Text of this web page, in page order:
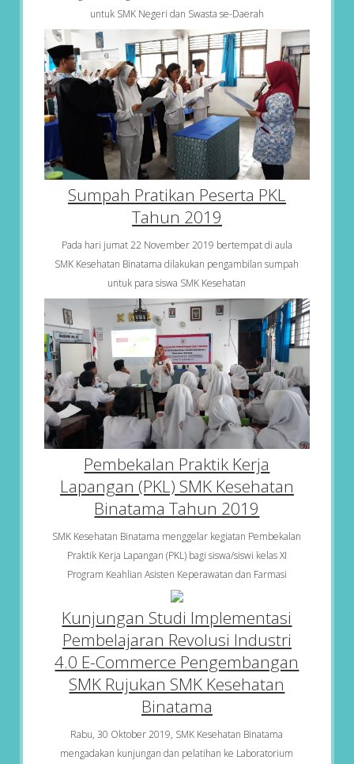
untuk SMK Negeri dan Swasta se-Daerah
Sumpah Pratikan Peserta PKL
Tahun 2019
Pada hari jumat 22 November 2019 bertempat di aula
SMK Kesehatan Binatama dilakukan pengambilan sumpah
untuk para siswa SMK Kesehatan
Pembekalan Praktik Kerja
Lapangan (PKL) SMK Kesehatan
Binatama Tahun 2019
SMK Kesehatan Binatama menggelar kegiatan Pembekalan
Praktik Kerja Lapangan (PKL) bagi siswa/siswi kelas XI
Program Keahlian Asisten Keperawatan dan Farmasi
Kunjungan Studi Implementasi
Pembelajaran Revolusi Industri
4.0 E-Commerce Pengembangan
SMK Rujukan SMK Kesehatan
Binatama
Rabu, 30 Oktober 2019, SMK Kesehatan Binatama
mengadakan kunjungan dan pelatihan ke Laboratorium